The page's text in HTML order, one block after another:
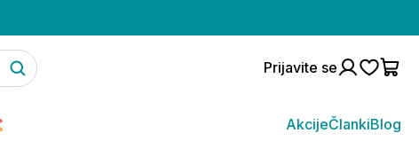
Prijavite se
AkcijeČlankiBlog